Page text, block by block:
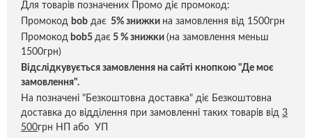
Для товарів позначених Промо діє промокод:
Промокод bob дає 5% знижки на замовлення від 1500грн
Промокод bob5 дає 5 % знижки (на замовлення меньш
1500грн)
Відслідкувується замовлення на сайті кнопкою "Де моє
замовлення".
На позначені "Безкоштовна доставка" діє Безкоштовна
доставка до відділення при замовленні таких товарів від 3
500грн НП або УП